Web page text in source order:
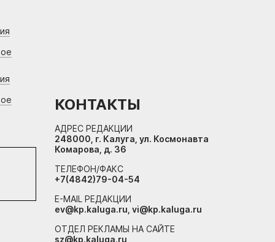
КОНТАКТЫ
АДРЕС РЕДАКЦИИ
248000, г. Калуга, ул. Космонавта
Комарова, д. 36
ТЕЛЕФОН/ФАКС
+7(4842)79-04-54
E-MAIL РЕДАКЦИИ
ev@kp.kaluga.ru, vi@kp.kaluga.ru
ОТДЕЛ РЕКЛАМЫ НА САЙТЕ
sz@kp.kaluga.ru